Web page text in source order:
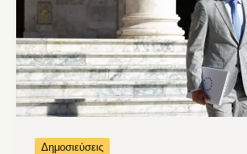
Δημοσιεύσεις